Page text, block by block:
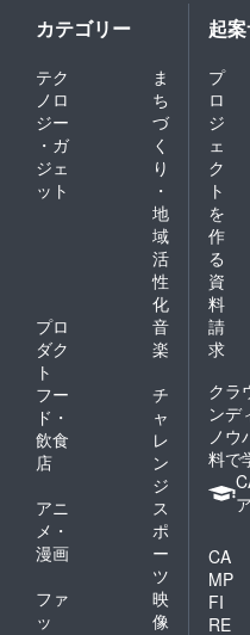
カテゴリー
テク
ノロ
ジー
・ガ
ジェ
ット
ま
ち
づ
く
り
・
地
域
活
性
化
プロ
ダク
ト
音
楽
フー
ド・
飲食
店
チ
ャ
レ
ン
ジ
アニ
メ・
漫画
ス
ポ
ー
ツ
ファ
ッ
映
像
起
プ
ロ
ジ
ェ
ク
ト
を
作
る
資
料
請
求
クラ
ンデ
ノウ
料で
CA
MP
FI
RE